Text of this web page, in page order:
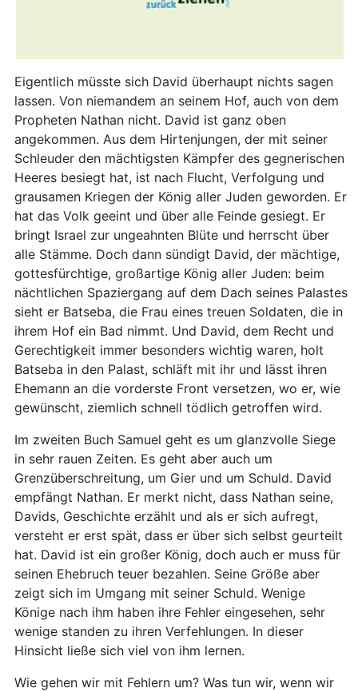
Eigentlich müsste sich David überhaupt nichts sagen
lassen. Von niemandem an seinem Hof, auch von dem
Propheten Nathan nicht. David ist ganz oben
angekommen. Aus dem Hirtenjungen, der mit seiner
Schleuder den mächtigsten Kämpfer des gegnerischen
Heeres besiegt hat, ist nach Flucht, Verfolgung und
grausamen Kriegen der König aller Juden geworden. Er
hat das Volk geeint und über alle Feinde gesiegt. Er
bringt Israel zur ungeahnten Blüte und herrscht über
alle Stämme. Doch dann sündigt David, der mächtige,
gottesfürchtige, großartige König aller Juden: beim
nächtlichen Spaziergang auf dem Dach seines Palastes
sieht er Batseba, die Frau eines treuen Soldaten, die in
ihrem Hof ein Bad nimmt. Und David, dem Recht und
Gerechtigkeit immer besonders wichtig waren, holt
Batseba in den Palast, schläft mit ihr und lässt ihren
Ehemann an die vorderste Front versetzen, wo er, wie
gewünscht, ziemlich schnell tödlich getroffen wird.
Im zweiten Buch Samuel geht es um glanzvolle Siege
in sehr rauen Zeiten. Es geht aber auch um
Grenzüberschreitung, um Gier und um Schuld. David
empfängt Nathan. Er merkt nicht, dass Nathan seine,
Davids, Geschichte erzählt und als er sich aufregt,
versteht er erst spät, dass er über sich selbst geurteilt
hat. David ist ein großer König, doch auch er muss für
seinen Ehebruch teuer bezahlen. Seine Größe aber
zeigt sich im Umgang mit seiner Schuld. Wenige
Könige nach ihm haben ihre Fehler eingesehen, sehr
wenige standen zu ihren Verfehlungen. In dieser
Hinsicht ließe sich viel von ihm lernen.
Wie gehen wir mit Fehlern um? Was tun wir, wenn wir